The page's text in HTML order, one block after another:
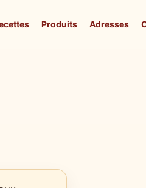
Produits Adresses